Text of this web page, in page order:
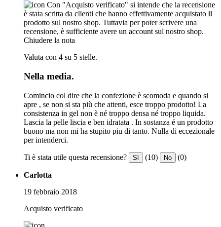
Con "Acquisto verificato" si intende che la recensione
è stata scritta da clienti che hanno effettivamente acquistato il
prodotto sul nostro shop. Tuttavia per poter scrivere una
recensione, è sufficiente avere un account sul nostro shop.
Chiudere la nota
Valuta con 4 su 5 stelle.
Nella media.
Comincio col dire che la confezione è scomoda e quando si
apre , se non si sta più che attenti, esce troppo prodotto! La
consistenza in gel non è né troppo densa né troppo liquida.
Lascia la pelle liscia e ben idratata . In sostanza é un prodotto
buono ma non mi ha stupito piu di tanto. Nulla di eccezionale
per intenderci.
Ti è stata utile questa recensione? Sì (10) No (0)
Carlotta
19 febbraio 2018
Acquisto verificato